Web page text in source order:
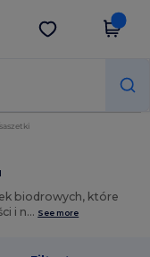
Pobierz app
biodrowych, które
i n… See more